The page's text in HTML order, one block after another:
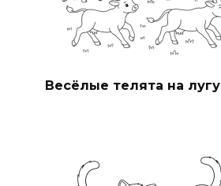
Весёлые телята на лугу